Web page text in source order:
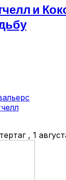
и
, 1